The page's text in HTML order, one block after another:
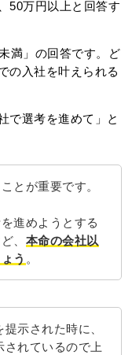
50万円以上と回答す
満」の回答です。ど
の入社を叶えられる
で選考を進めて」と
とが重要です。
進めようとする
、 本命の会社以
う 。
示された時に、
されているので上